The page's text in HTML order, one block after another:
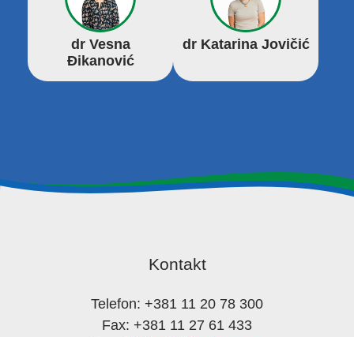
dr Vesna
Đikanović
dr Katarina Jovičić
Kontakt
Telefon: +381 11 20 78 300
Fax: +381 11 27 61 433